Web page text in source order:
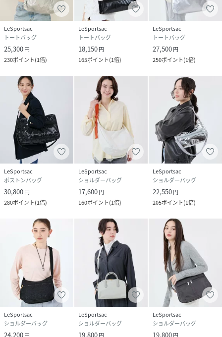
LeSportsac
トートバッグ
25,300円
230ポイント(1倍)
LeSportsac
トートバッグ
18,150円
165ポイント(1倍)
LeSportsac
トートバッグ
27,500円
250ポイント(1倍)
LeSportsac
ボストンバッグ
30,800円
280ポイント(1倍)
LeSportsac
ショルダーバッグ
17,600円
160ポイント(1倍)
LeSportsac
ショルダーバッグ
22,550円
205ポイント(1倍)
LeSportsac
ショルダーバッグ
24,200円
LeSportsac
ショルダーバッグ
19,800円
LeSportsac
ショルダーバッグ
19,800円